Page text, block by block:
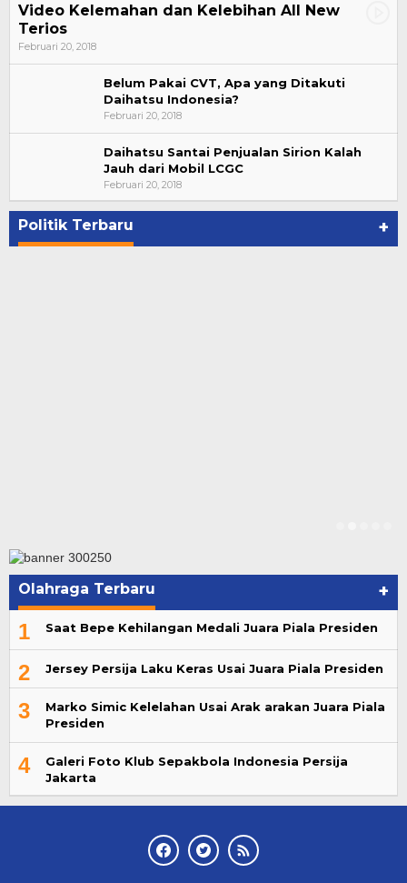
Video Kelemahan dan Kelebihan All New
Terios
Februari 20, 2018
Belum Pakai CVT, Apa yang Ditakuti
Daihatsu Indonesia?
Februari 20, 2018
Daihatsu Santai Penjualan Sirion Kalah
Jauh dari Mobil LCGC
Februari 20, 2018
Politik Terbaru +
Bupati Ahmad Hijazi, Hadiri Paripurna Hasil
Penetapan Paslon Bupati dan Wabup Te…
Di NASIONAL, POLITIK, REJANG LEBONG
Olahraga Terbaru +
1 Saat Bepe Kehilangan Medali Juara Piala Presiden
2 Jersey Persija Laku Keras Usai Juara Piala Presiden
3
Marko Simic Kelelahan Usai Arak arakan Juara Piala
Presiden
4
Galeri Foto Klub Sepakbola Indonesia Persija
Jakarta